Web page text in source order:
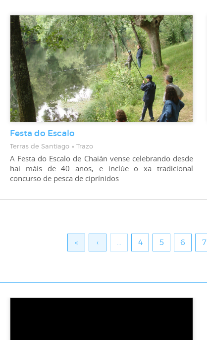
Festa do Escalo
Terras de Santiago » Trazo
A Festa do Escalo de Chaián vense celebrando desde
hai máis de 40 anos, e inclúe o xa tradicional
concurso de pesca de ciprínidos
« ‹ 4 5 6 7